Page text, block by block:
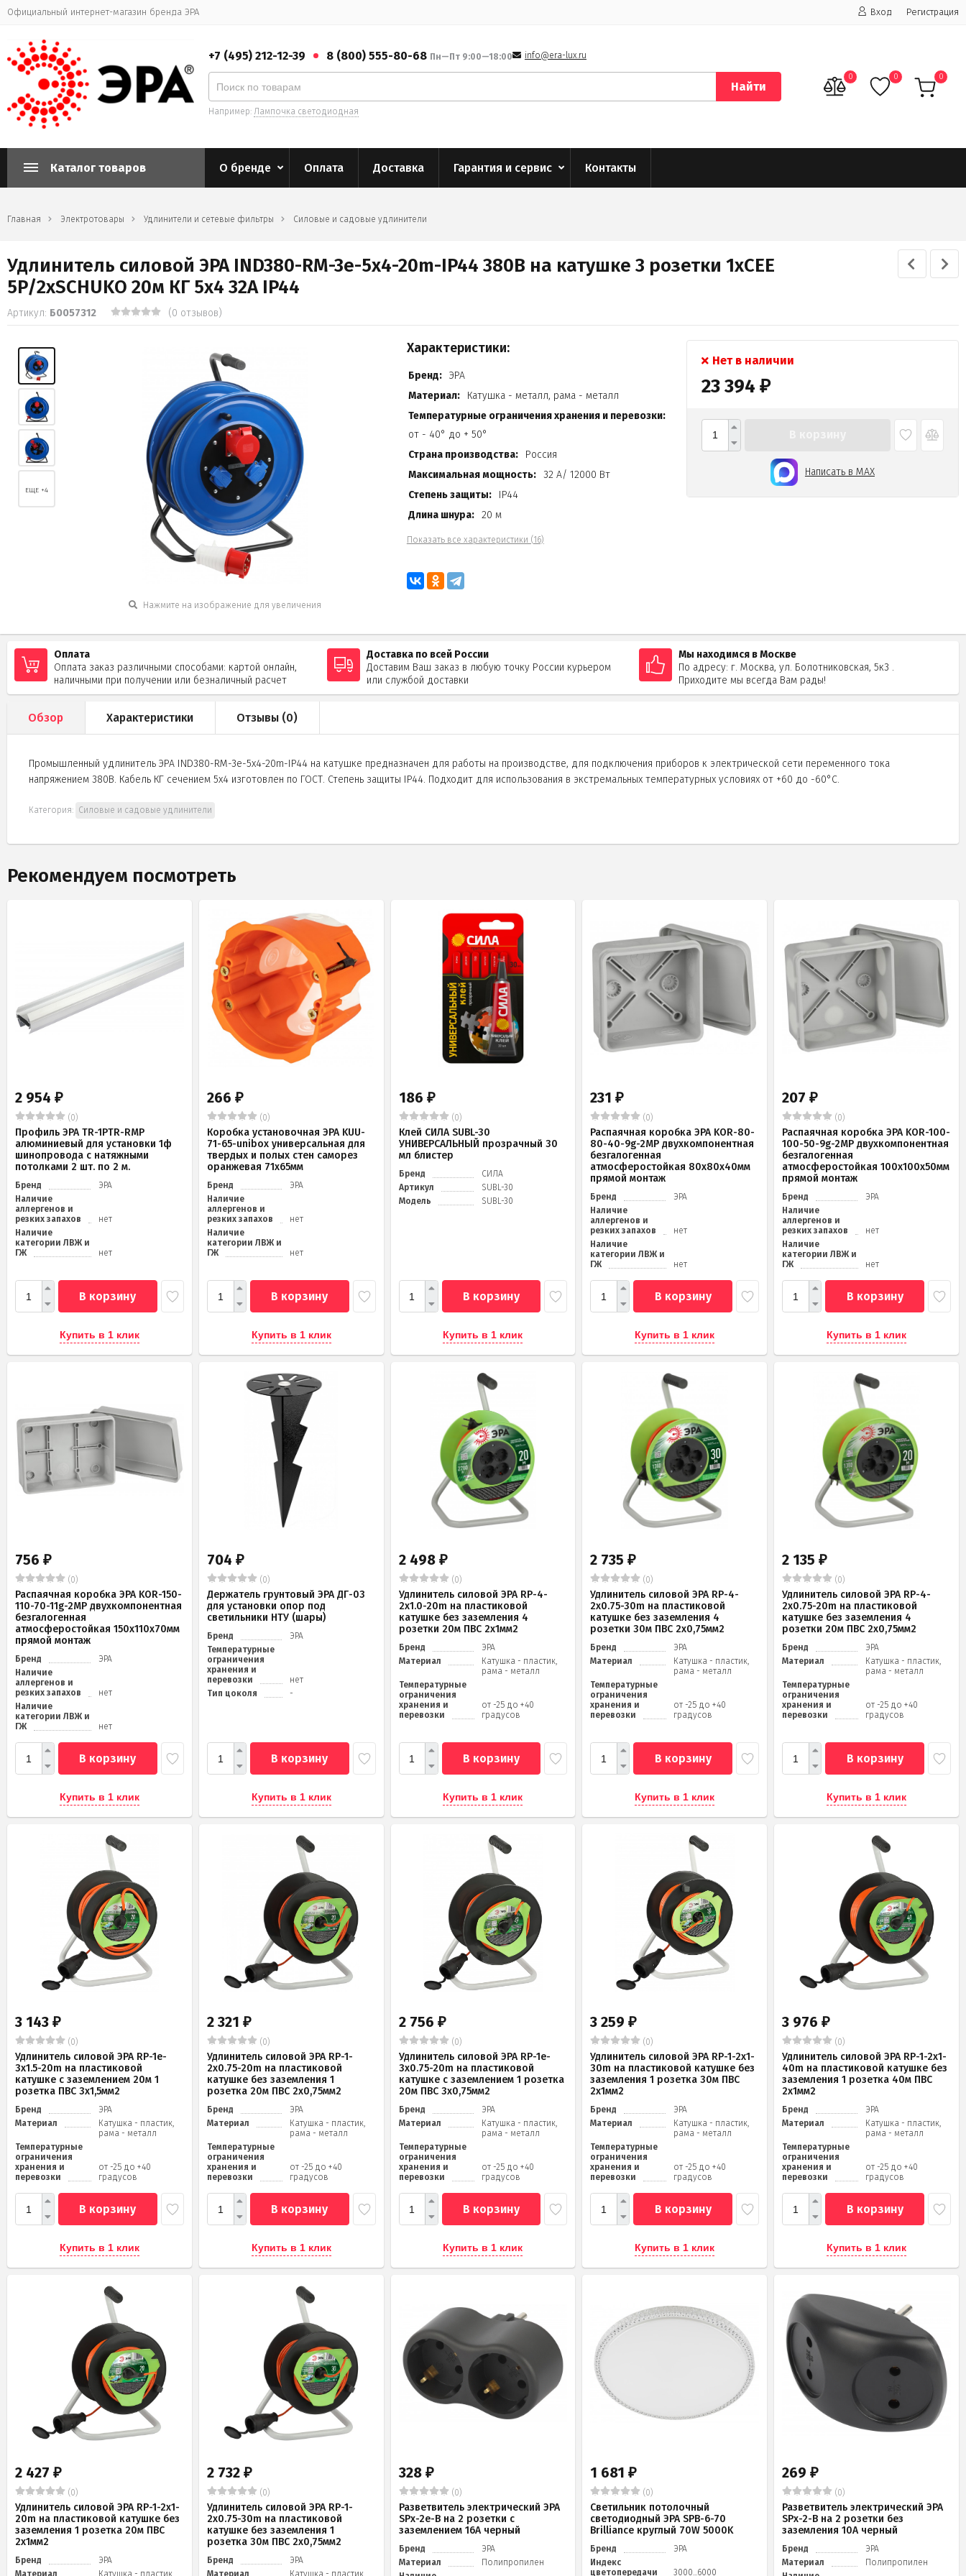
Официальный интернет-магазин бренда ЭРА Вход Регистрация
+7 (495) 212-12-39 8 (800) 555-80-68 Пн—Пт 9:00—18:00 info@era-lux.ru
Найти
Например: Лампочка светодиодная
0 0 0
Каталог товаров О бренде Оплата Доставка Гарантия и сервис Контакты
Главная Электротовары Удлинители и сетевые фильтры Силовые и садовые удлинители
Удлинитель силовой ЭРА IND380-RM-3e-5x4-20m-IP44 380В на катушке 3 розетки 1xCEE
5P/2xSCHUKO 20м КГ 5х4 32A IP44
Артикул: Б0057312 (0 отзывов)
Нажмите на изображение для увеличения
ЕЩЕ +4
Характеристики:
Бренд: ЭРА
Материал:
Катушка - металл, рама - металл
Температурные ограничения хранения и перевозки:
от - 40° до + 50°
Страна производства:
Россия
Максимальная мощность: 32 А/ 12000 Вт
Степень защиты:
IP44
Длина шнура: 20 м
Показать все характеристики (16)
Нет в наличии
23 394 ₽
Написать в MAX
Оплата
Оплата заказ различными способами: картой онлайн,
наличными при получении или безналичный расчет
Доставка по всей России
Доставим Ваш заказ в любую точку России курьером
или службой доставки
Мы находимся в Москве
По адресу: г. Москва, ул. Болотниковская, 5к3 .
Приходите мы всегда Вам рады!
Обзор Характеристики Отзывы (0)
Промышленный удлинитель ЭРА IND380-RM-3e-5x4-20m-IP44 на катушке предназначен для работы на производстве, для подключения приборов к электрической сети переменного тока
напряжением 380В. Кабель КГ сечением 5x4 изготовлен по ГОСТ. Степень защиты IP44. Подходит для использования в экстремальных температурных условиях от +60 до -60°С.
Категория: Силовые и садовые удлинители
Рекомендуем посмотреть
2 954 ₽
(0)
Профиль ЭРА TR-1PTR-RMP
алюминиевый для установки 1ф
шинопровода с натяжными
потолками 2 шт. по 2 м.
Бренд
ЭРА
Наличие
аллергенов и
резких запахов
нет
Наличие
категории ЛВЖ и
ГЖ
нет
В корзину
Купить в 1 клик
266 ₽
(0)
Коробка установочная ЭРА KUU-
71-65-unibox универсальная для
твердых и полых стен саморез
оранжевая 71х65мм
Бренд
ЭРА
Наличие
аллергенов и
резких запахов
нет
Наличие
категории ЛВЖ и
ГЖ
нет
В корзину
Купить в 1 клик
186 ₽
(0)
Клей СИЛА SUBL-30
УНИВЕРСАЛЬНЫЙ прозрачный 30
мл блистер
Бренд
СИЛА
Артикул
SUBL-30
Модель
SUBL-30
В корзину
Купить в 1 клик
231₽
(0)
Распаячная коробка ЭРА KOR-80-
80-40-9g-2MP двухкомпонентная
безгалогенная
атмосферостойкая 80х80х40мм
прямой монтаж
Бренд
ЭРА
Наличие
аллергенов и
резких запахов
нет
Наличие
категории ЛВЖ и
ГЖ
нет
В корзину
Купить в 1 клик
207₽
(0)
Распаячная коробка ЭРА KOR-100-
100-50-9g-2MP двухкомпонентная
безгалогенная
атмосферостойкая 100х100х50мм
прямой монтаж
Бренд
ЭРА
Наличие
аллергенов и
резких запахов
нет
Наличие
категории ЛВЖ и
ГЖ
нет
В корзину
Купить в 1 клик
756 ₽
(0)
Распаячная коробка ЭРА KOR-150-
110-70-11g-2MP двухкомпонентная
безгалогенная
атмосферостойкая 150х110х70мм
прямой монтаж
Бренд
ЭРА
Наличие
аллергенов и
резких запахов
нет
Наличие
категории ЛВЖ и
ГЖ
нет
В корзину
Купить в 1 клик
704 ₽
(0)
Держатель грунтовый ЭРА ДГ-03
для установки опор под
светильники НТУ (шары)
Бренд
ЭРА
Температурные
ограничения
хранения и
перевозки
нет
Тип цоколя
-
В корзину
Купить в 1 клик
2 498 ₽
(0)
Удлинитель силовой ЭРА RP-4-
2x1.0-20m на пластиковой
катушке без заземления 4
розетки 20м ПВС 2х1мм2
Бренд
ЭРА
Материал
Катушка - пластик,
рама - металл
Температурные
ограничения
хранения и
перевозки
от -25 до +40
градусов
В корзину
Купить в 1 клик
2 735₽
(0)
Удлинитель силовой ЭРА RP-4-
2x0.75-30m на пластиковой
катушке без заземления 4
розетки 30м ПВС 2х0,75мм2
Бренд
ЭРА
Материал
Катушка - пластик,
рама - металл
Температурные
ограничения
хранения и
перевозки
от -25 до +40
градусов
В корзину
Купить в 1 клик
2 135₽
(0)
Удлинитель силовой ЭРА RP-4-
2x0.75-20m на пластиковой
катушке без заземления 4
розетки 20м ПВС 2х0,75мм2
Бренд
ЭРА
Материал
Катушка - пластик,
рама - металл
Температурные
ограничения
хранения и
перевозки
от -25 до +40
градусов
В корзину
Купить в 1 клик
3 143 ₽
(0)
Удлинитель силовой ЭРА RP-1e-
3x1.5-20m на пластиковой
катушке c заземлением 20м 1
розетка ПВС 3х1,5мм2
Бренд
ЭРА
Материал
Катушка - пластик,
рама - металл
Температурные
ограничения
хранения и
перевозки
от -25 до +40
градусов
В корзину
Купить в 1 клик
2 321 ₽
(0)
Удлинитель силовой ЭРА RP-1-
2x0.75-20m на пластиковой
катушке без заземления 1
розетка 20м ПВС 2х0,75мм2
Бренд
ЭРА
Материал
Катушка - пластик,
рама - металл
Температурные
ограничения
хранения и
перевозки
от -25 до +40
градусов
В корзину
Купить в 1 клик
2 756 ₽
(0)
Удлинитель силовой ЭРА RP-1e-
3х0.75-20m на пластиковой
катушке c заземлением 1 розетка
20м ПВС 3х0,75мм2
Бренд
ЭРА
Материал
Катушка - пластик,
рама - металл
Температурные
ограничения
хранения и
перевозки
от -25 до +40
градусов
В корзину
Купить в 1 клик
3 259₽
(0)
Удлинитель силовой ЭРА RP-1-2x1-
30m на пластиковой катушке без
заземления 1 розетка 30м ПВС
2x1мм2
Бренд
ЭРА
Материал
Катушка - пластик,
рама - металл
Температурные
ограничения
хранения и
перевозки
от -25 до +40
градусов
В корзину
Купить в 1 клик
3 976₽
(0)
Удлинитель силовой ЭРА RP-1-2x1-
40m на пластиковой катушке без
заземления 1 розетка 40м ПВС
2x1мм2
Бренд
ЭРА
Материал
Катушка - пластик,
рама - металл
Температурные
ограничения
хранения и
перевозки
от -25 до +40
градусов
В корзину
Купить в 1 клик
2 427 ₽
(0)
Удлинитель силовой ЭРА RP-1-2x1-
20m на пластиковой катушке без
заземления 1 розетка 20м ПВС
2х1мм2
Бренд
ЭРА
Материал
Катушка - пластик,
2 732 ₽
(0)
Удлинитель силовой ЭРА RP-1-
2x0.75-30m на пластиковой
катушке без заземления 1
розетка 30м ПВС 2х0,75мм2
Бренд
ЭРА
Материал
Катушка - пластик,
328 ₽
(0)
Разветвитель электрический ЭРА
SPx-2e-B на 2 розетки с
заземлением 16А черный
Бренд
ЭРА
Материал
Полипропилен
1 681₽
(0)
Светильник потолочный
светодиодный ЭРА SPB-6-70
Brilliance круглый 70W 5000K
Бренд
ЭРА
Индекс
цветопередачи
3000...6000
269₽
(0)
Разветвитель электрический ЭРА
SPx-2-B на 2 розетки без
заземления 10А черный
Бренд
ЭРА
Материал
Полипропилен